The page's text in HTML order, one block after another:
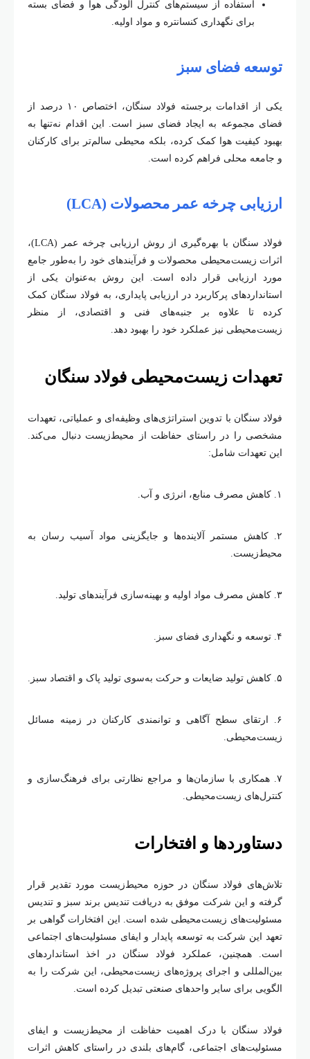
استفاده از سیستمهای کنترل آلودگی هوا و فضای بسته
برای نگهداری کنسانتره و مواد اولیه.
توسعه فضای سبز
یکی از اقدامات برجسته فولاد سنگان، اختصاص ۱۰ درصد از
فضای مجموعه به ایجاد فضای سبز است. این اقدام نه‌تنها به
بهبود کیفیت هوا کمک کرده، بلکه محیطی سالم‌تر برای کارکنان
و جامعه محلی فراهم کرده است.
ارزیابی چرخه عمر محصولات (LCA)
فولاد سنگان با بهرهگیری از روش ارزیابی چرخه عمر (LCA)،
اثرات زیستمحیطی محصولات و فرآیندهای خود را بهطور جامع
مورد ارزیابی قرار داده است. این روش بهعنوان یکی از
استانداردهای پرکاربرد در ارزیابی پایداری، به فولاد سنگان کمک
کرده تا علاوه بر جنبههای فنی و اقتصادی، از منظر
زیستمحیطی نیز عملکرد خود را بهبود دهد.
تعهدات زیستمحیطی فولاد سنگان
فولاد سنگان با تدوین استراتژیهای وظیفه ای و عملیاتی، تعهدات
مشخصی را در راستای حفاظت از محیطزیست دنبال میکند.
این تعهدات شامل:
۱. کاهش مصرف منابع، انرژی و آب.
۲. کاهش مستمر آلایندهها و جایگزینی مواد آسیب رسان به
محیطزیست.
۳. کاهش مصرف مواد اولیه و بهینهسازی فرآیندهای تولید.
۴. توسعه و نگهداری فضای سبز .
۵. کاهش تولید ضایعات و حرکت بهسوی تولید پاک و اقتصاد سبز .
۶.
ارتقای سطح آگاهی و توانمندی کارکنان در زمینه مسائل
زیستمحیطی.
۷. همکاری با سازمانها و مراجع نظارتی برای فرهنگسازی و
کنترلهای زیستمحیطی.
دستاوردها و افتخارات
تلاشهای فولاد سنگان در حوزه محیطزیست مورد تقدیر قرار
گرفته و این شرکت موفق به دریافت تندیس برند سبز و تندیس
مسئولیتهای زیستمحیطی شده است. این افتخارات گواهی بر
تعهد این شرکت به توسعه پایدار و ایفای مسئولیتهای اجتماعی
است. همچنین، عملکرد فولاد سنگان در اخذ استانداردهای
بین المللی و اجرای پروژههای زیستمحیطی، این شرکت را به
الگویی برای سایر واحدهای صنعتی تبدیل کرده است.
فولاد سنگان با درک اهمیت حفاظت از محیطزیست و ایفای
مسئولیتهای اجتماعی، گامهای بلندی در راستای کاهش اثرات